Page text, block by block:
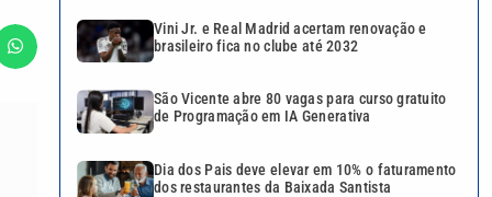
Vini Jr. e Real Madrid acertam renovação e
brasileiro fica no clube até 2032
São Vicente abre 80 vagas para curso gratuito
de Programação em IA Generativa
Dia dos Pais deve elevar em 10% o faturamento
dos restaurantes da Baixada Santista